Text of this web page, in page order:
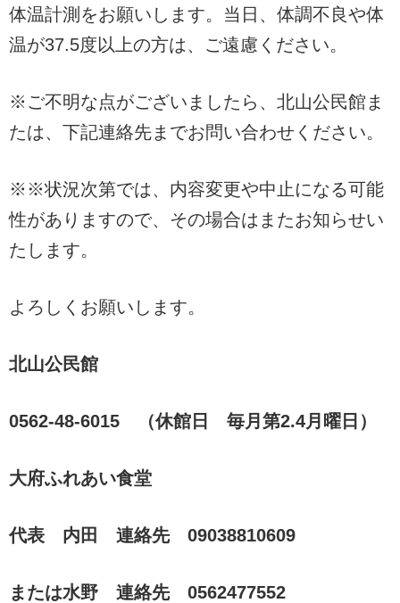
体温計測をお願いします。当日、体調不良や体
温が37.5度以上の方は、ご遠慮ください。
※ご不明な点がございましたら、北山公民館ま
たは、下記連絡先までお問い合わせください。
※※状況次第では、内容変更や中止になる可能
性がありますので、その場合はまたお知らせい
たします。
よろしくお願いします。
北山公民館
0562-48-6015 （休館日 毎月第2.4月曜日）
大府ふれあい食堂
代表 内田 連絡先 09038810609
または水野 連絡先 0562477552